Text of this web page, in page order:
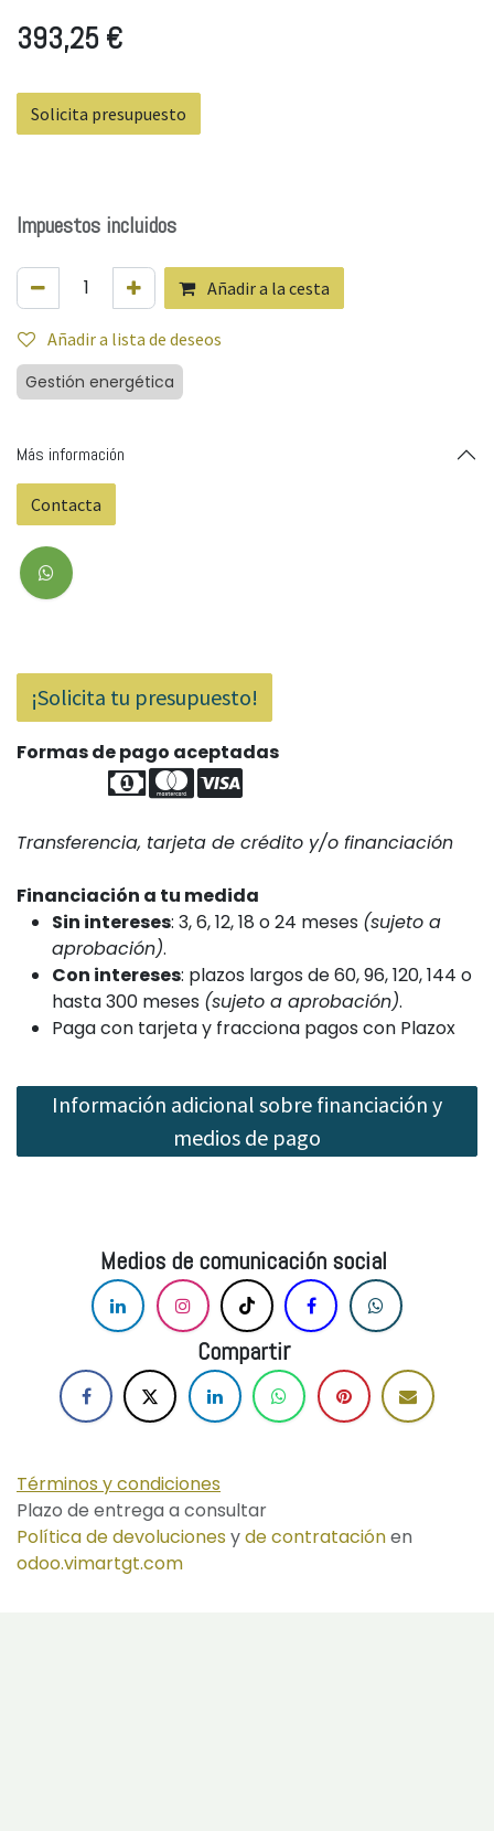
393,25 €
Solicita presupuesto
Impuestos incluidos
Añadir a la cesta
Añadir a lista de deseos
Gestión energética
Más información
Contacta
¡Solicita tu presupuesto!
Formas de pago aceptadas
Transferencia, tarjeta de crédito y/o financiación
Financiación a tu medida
Sin intereses: 3, 6, 12, 18 o 24 meses (sujeto a
aprobación).
Con intereses: plazos largos de 60, 96, 120, 144 o
hasta 300 meses (sujeto a aprobación).
Paga con tarjeta y fracciona pagos con Plazox
Información adicional sobre financiación y
medios de pago
Medios de comunicación social
Compartir
Términos y condiciones
Plazo de entrega a consultar
Política de devoluciones yde contrataciónen
odoo.vimartgt.com